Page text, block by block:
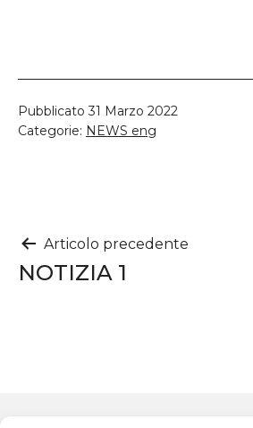
Pubblicato31 Marzo 2022
Categorie: NEWS eng
Navigazione
articoli
Articolo precedente
NOTIZIA 1